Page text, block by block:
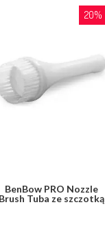
20%
BenBow PRO Nozzle
Brush Tuba ze szczotką